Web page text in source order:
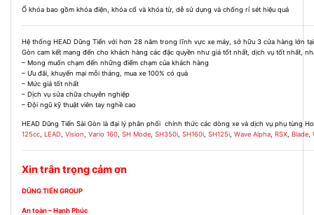
Ổ khóa bao gồm khóa điện, khóa cổ và khóa từ, dễ sử dụng và chống rỉ sét hiệu quả
Hệ thống HEAD Dũng Tiến với hơn 28 năm trong lĩnh vực xe máy, sở hữu 3 cửa hàng lớn
Gòn cam kết mang đến cho khách hàng các đặc quyền như giá tốt nhất, dịch vụ tốt nhất,
– Mong muốn chạm đến những điểm chạm của khách hàng
– Ưu đãi, khuyến mại mỗi tháng, mua xe 100% có quà
– Mức giá tốt nhất
– Dịch vụ sửa chữa chuyên nghiệp
– Đội ngũ kỹ thuật viên tay nghề cao
HEAD Dũng Tiến Sài Gòn là đại lý phân phối chính thức các dòng xe và dịch vụ phụ tùng
125cc, LEAD, Vision, Vario 160, SH Mode, SH350i, SH160i, SH125i, Wave Alpha, RSX, Blade,
Xin trân trọng cảm ơn
DŨNG TIẾN GROUP
An toàn – Hạnh Phúc